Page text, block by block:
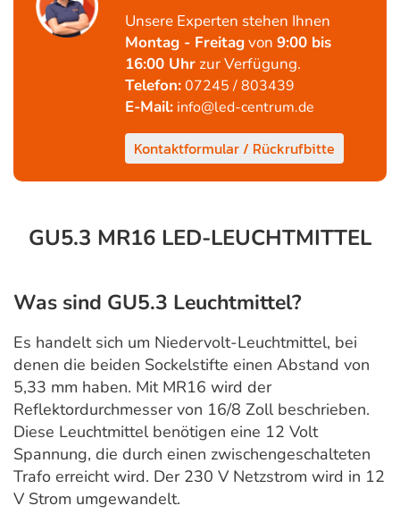
Unsere Experten stehen Ihnen
Montag - Freitagvon 9:00 bis
16:00 Uhrzur Verfügung.
Telefon: 07245 / 803439
E-Mail: info@led-centrum.de
Kontaktformular / Rückrufbitte
GU5.3 MR16 LED-LEUCHTMITTEL
Was sind GU5.3 Leuchtmittel?
Es handelt sich um Niedervolt-Leuchtmittel, bei
denen die beiden Sockelstifte einen Abstand von
5,33 mm haben. Mit MR16 wird der
Reflektordurchmesser von 16/8 Zoll beschrieben.
Diese Leuchtmittel benötigen eine 12 Volt
Spannung, die durch einen zwischengeschalteten
Trafo erreicht wird. Der 230 V Netzstrom wird in 12
V Strom umgewandelt.